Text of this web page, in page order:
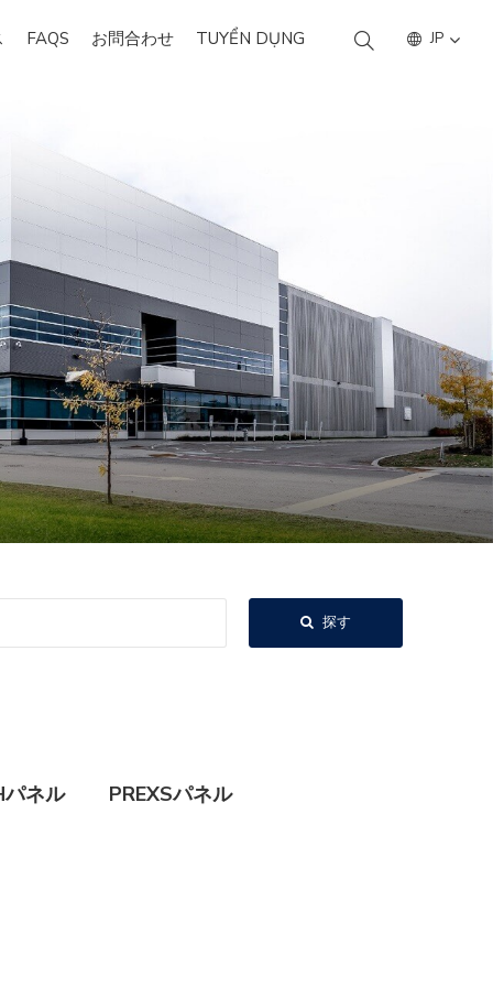
FAQS お問合わせ TUYỂN DỤNG JP
探す
パネル PREXSパネル